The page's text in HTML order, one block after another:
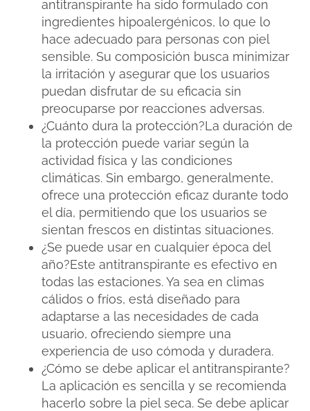
antitranspirante ha sido formulado con
ingredientes hipoalergénicos, lo que lo
hace adecuado para personas con piel
sensible. Su composición busca minimizar
la irritación y asegurar que los usuarios
puedan disfrutar de su eficacia sin
preocuparse por reacciones adversas.
¿Cuánto dura la protección?La duración de
la protección puede variar según la
actividad física y las condiciones
climáticas. Sin embargo, generalmente,
ofrece una protección eficaz durante todo
el día, permitiendo que los usuarios se
sientan frescos en distintas situaciones.
¿Se puede usar en cualquier época del
año?Este antitranspirante es efectivo en
todas las estaciones. Ya sea en climas
cálidos o fríos, está diseñado para
adaptarse a las necesidades de cada
usuario, ofreciendo siempre una
experiencia de uso cómoda y duradera.
¿Cómo se debe aplicar el antitranspirante?
La aplicación es sencilla y se recomienda
hacerlo sobre la piel seca. Se debe aplicar